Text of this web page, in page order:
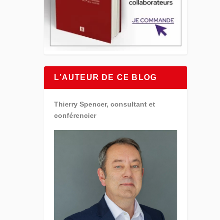
L’AUTEUR DE CE BLOG
Thierry Spencer, consultant et
conférencier